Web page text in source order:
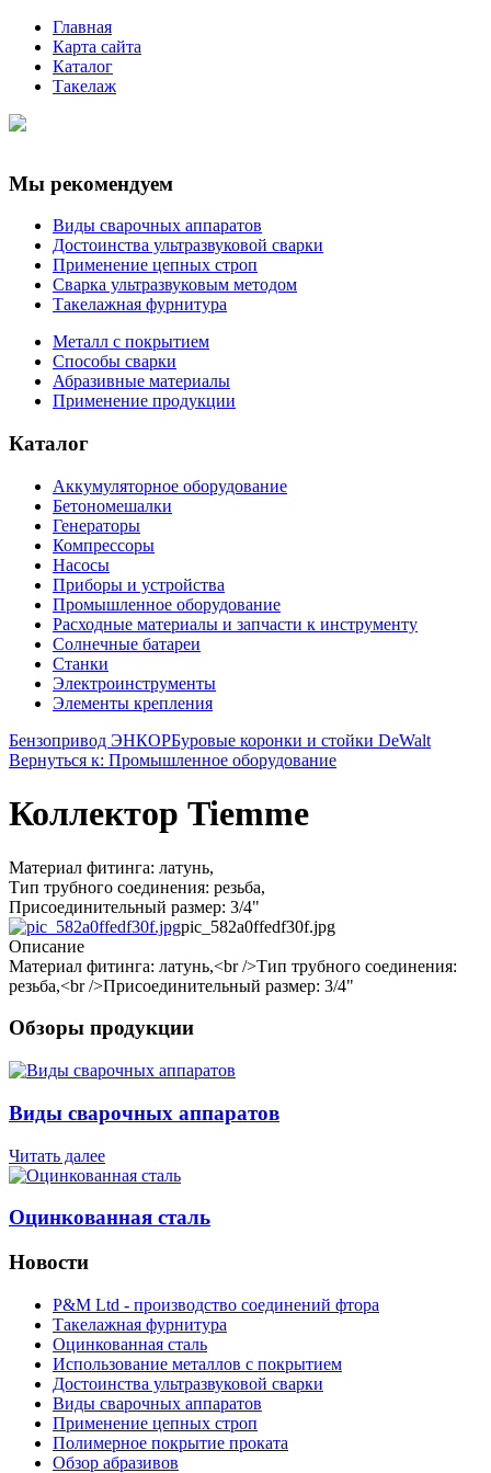
Главная
Карта сайта
Каталог
Такелаж
Мы рекомендуем
Виды сварочных аппаратов
Достоинства ультразвуковой сварки
Применение цепных строп
Сварка ультразвуковым методом
Такелажная фурнитура
Металл с покрытием
Способы сварки
Абразивные материалы
Применение продукции
Каталог
Аккумуляторное оборудование
Бетономешалки
Генераторы
Компрессоры
Насосы
Приборы и устройства
Промышленное оборудование
Расходные материалы и запчасти к инструменту
Солнечные батареи
Станки
Электроинструменты
Элементы крепления
Бензопривод ЭНКОРБуровые коронки и стойки DeWalt
Вернуться к: Промышленное оборудование
Коллектор Tiemme
Материал фитинга: латунь,
Тип трубного соединения: резьба,
Присоединительный размер: 3/4"
pic_582a0ffedf30f.jpg
Описание
Материал фитинга: латунь,<br />Тип трубного соединения:
резьба,<br />Присоединительный размер: 3/4"
Обзоры продукции
Виды сварочных аппаратов
Читать далее
Оцинкованная сталь
Новости
P&M Ltd - производство соединений фтора
Такелажная фурнитура
Оцинкованная сталь
Использование металлов с покрытием
Достоинства ультразвуковой сварки
Виды сварочных аппаратов
Применение цепных строп
Полимерное покрытие проката
Обзор абразивов